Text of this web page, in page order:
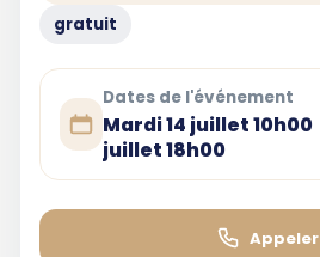
gratuit
Dates de l'événement
Mardi 14 juillet 10h00
juillet 18h00
Appeler